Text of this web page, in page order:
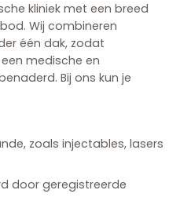
kliniek met een breed
Wij combineren
één dak, zodat
medische en
Bij ons kun je
zoals injectables, lasers
door geregistreerde